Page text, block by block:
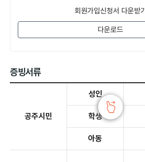
회원가입신청서 다운받기
다운로드
증빙서류
증빙서류 - 공주시민, 공주시 외 거주자에 대한 정보 제공
공주시민
성인
학생
아동